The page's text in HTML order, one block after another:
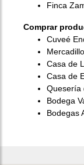
Finca
Comprar
Cuveé
Casa de
Casa de
Quesería
Bodega
Bodegas